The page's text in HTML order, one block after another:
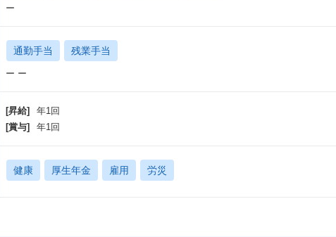
・パートナーとして、広告・媒体情報含め、最新のアップデート情報をいち早
ー
通勤手当 残業手当
ー ー
[昇給]
年1回
[賞与]
年1回
健康 厚生年金 雇用 労災